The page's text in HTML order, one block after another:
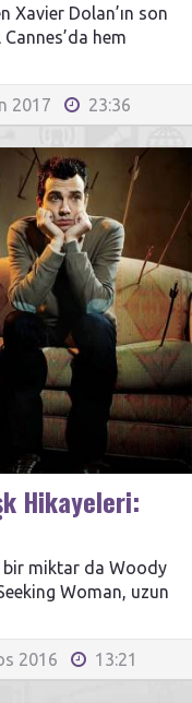
Xavier Dolan’ın son
hem
2017 23:36
Hikayeleri:
bir miktar da Woody
Woman, uzun
2016 13:21